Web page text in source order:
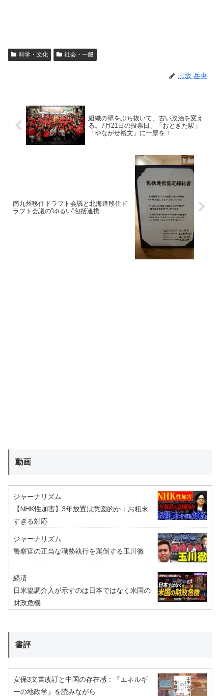
科学・文化 社会・一般
黒坂 岳央
組織の壁をぶち抜いて、古い政治を変え
る。7月21日の投票日、「おときた駿」
「やながせ裕文」に一票を！
南九州移住ドラフト会議と北海道移住ド
ラフト会議の”ゆるい”包括連携
動画
ジャーナリズム
【NHK性加害】3年放置は意図的か：お粗末
すぎる対応
ジャーナリズム
警察官の正当な職務執行を罵倒する玉川徹
経済
日米協調介入が示すのは日本ではなく米国の
財政危機
書評
安保3文書改訂と中国の存在感：『エネルギ
ーの地政学』を読みながら